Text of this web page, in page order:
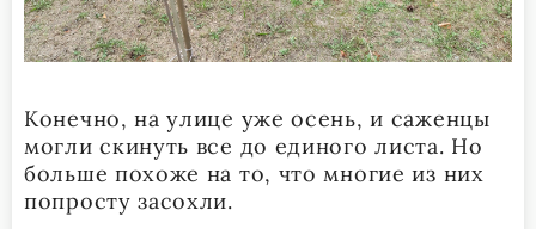
Конечно, на улице уже осень, и саженцы
могли скинуть все до единого листа. Но
больше похоже на то, что многие из них
попросту засохли.